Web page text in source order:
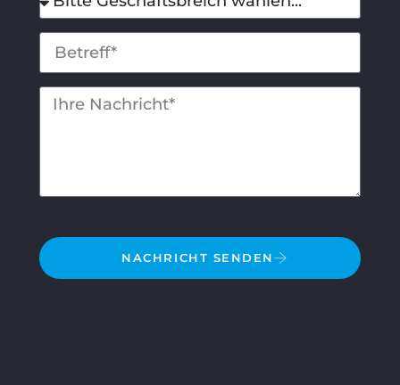
NACHRICHT SENDEN